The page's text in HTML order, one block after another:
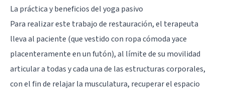
La práctica y beneficios del yoga pasivo
Para realizar este trabajo de restauración, el terapeuta
lleva al paciente (que vestido con ropa cómoda yace
placenteramente en un futón), al límite de su movilidad
articular a todas y cada una de las estructuras corporales,
con el fin de relajar la musculatura, recuperar el espacio